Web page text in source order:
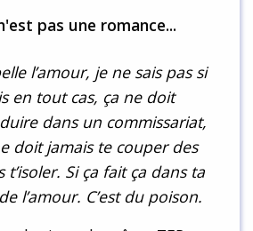
pas une romance...
l’amour, je ne sais pas si
en tout cas, ça ne doit
dans un commissariat,
doit jamais te couper des
t’isoler. Si ça fait ça dans ta
l’amour. C’est du poison.